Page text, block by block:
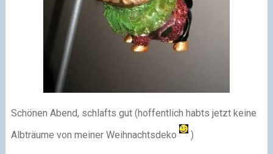
Schönen Abend, schlafts gut (hoffentlich habts jetzt keine
Albträume von meiner Weihnachtsdeko
)